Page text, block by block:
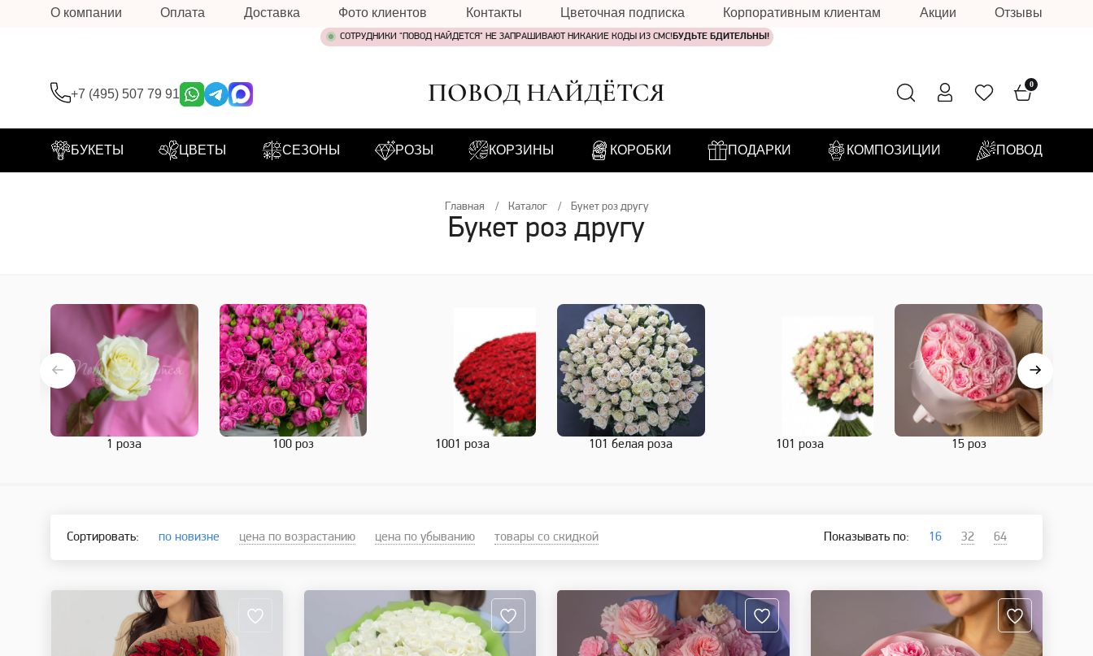
О компании Оплата Доставка Фото клиентов Контакты Цветочная подписка Корпоративным клиентам Акции Отзывы
СОТРУДНИКИ "ПОВОД НАЙДЕТСЯ" НЕ ЗАПРАШИВАЮТ НИКАКИЕ КОДЫ ИЗ СМС! БУДЬТЕ БДИТЕЛЬНЫ!
+7 (495) 507 79 91 ПОВОД НАЙДЁТСЯ 0
БУКЕТЫ ЦВЕТЫ СЕЗОНЫ РОЗЫ КОРЗИНЫ КОРОБКИ ПОДАРКИ КОМПОЗИЦИИ ПОВОД
Главная Каталог Букет роз другу
Букет роз другу
1 роза 100 роз 1001 роза 101 белая роза 101 роза 15 роз
Сортировать: по новизне цена по возрастанию цена по убыванию товары со скидкой Показывать по: 16 32 64